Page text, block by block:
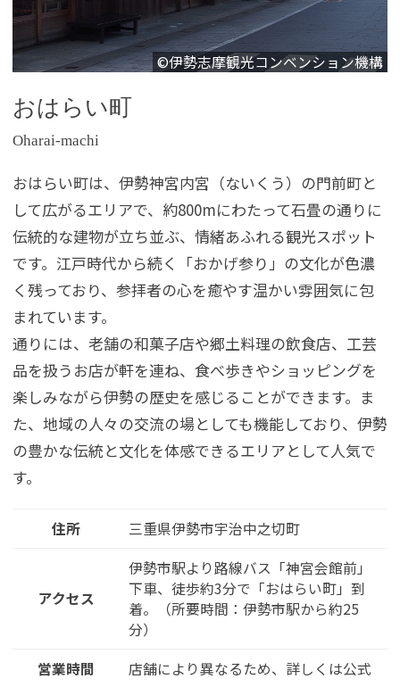
※You will be redirected to Choice Hotel International official website
clicking each hotel name.
Rates and the membership program differ from Japanese website.
©伊勢志摩観光コンベンション機構
おはらい町
Oharai-machi
おはらい町は、伊勢神宮内宮（ないくう）の門前町と
して広がるエリアで、約800mにわたって石畳の通りに
伝統的な建物が立ち並ぶ、情緒あふれる観光スポット
です。江戸時代から続く「おかげ参り」の文化が色濃
く残っており、参拝者の心を癒やす温かい雰囲気に包
まれています。
通りには、老舗の和菓子店や郷土料理の飲食店、工芸
品を扱うお店が軒を連ね、食べ歩きやショッピングを
楽しみながら伊勢の歴史を感じることができます。ま
た、地域の人々の交流の場としても機能しており、伊勢
の豊かな伝統と文化を体感できるエリアとして人気で
す。
住所 三重県伊勢市宇治中之切町
アクセス
伊勢市駅より路線バス「神宮会館前」
下車、徒歩約3分で「おはらい町」到
着。（所要時間：伊勢市駅から約25
分）
営業時間
店舗により異なるため、詳しくは公式